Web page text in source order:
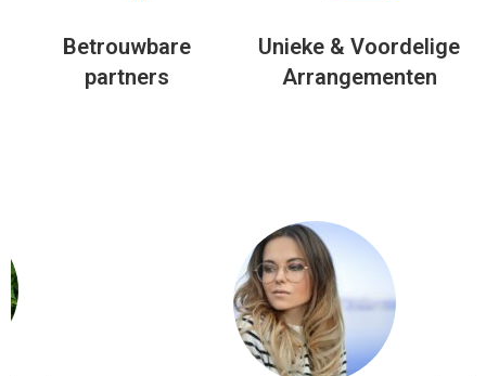
Betrouwbare
partners
Unieke & Voordelige
Arrangementen